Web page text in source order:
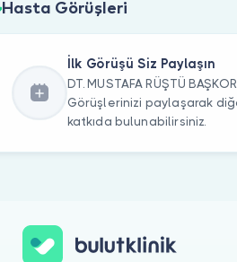
Hasta Görüşleri
İlk Görüşü Siz Paylaşın
DT. MUSTAFA RÜŞTÜ
Görüşlerinizi paylaşarak
katkıda bulunabilirsiniz.